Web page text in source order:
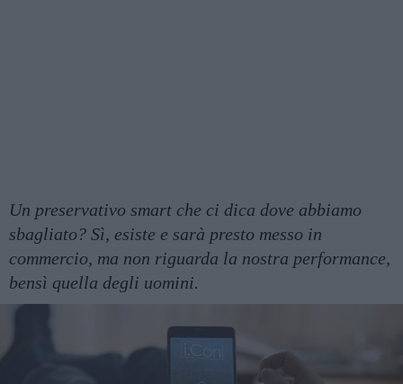
Un preservativo smart che ci dica dove abbiamo
sbagliato? Sì, esiste e sarà presto messo in
commercio, ma non riguarda la nostra performance,
bensì quella degli uomini.